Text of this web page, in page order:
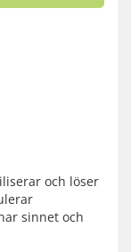
och löser
sinnet och